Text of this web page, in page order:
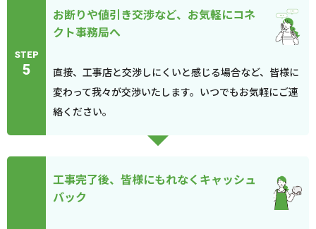
STEP
5
お断りや値引き交渉など、お気軽にコネ
クト事務局へ
直接、工事店と交渉しにくいと感じる場合など、皆様に
変わって我々が交渉いたします。いつでもお気軽にご連
絡ください。
工事完了後、皆様にもれなくキャッシュ
バック